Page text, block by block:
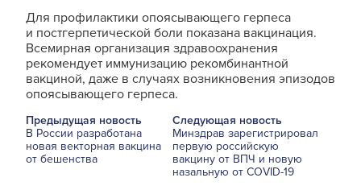
Для профилактики опоясывающего герпеса
и постгерпетической боли показана вакцинация.
Всемирная организация здравоохранения
рекомендует иммунизацию рекомбинантной
вакциной, даже в случаях возникновения эпизодов
опоясывающего герпеса.
Предыдущая новость
В России разработана
новая векторная вакцина
от бешенства
Следующая новость
Минздрав зарегистрировал
первую российскую
вакцину от ВПЧ и новую
назальную от COVID-19